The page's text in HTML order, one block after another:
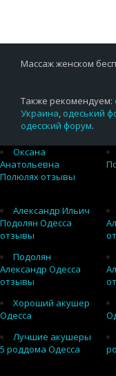
Массаж женском
Также рекомендуем:
Украина, одеський
одесский форум.
Оксана
Анатольевна
Полюлях отзывы
Александр Ильич
Подолян Одесса
отзывы
Подолян
Александр Одесса
отзывы
Хороший акушер
Одесса
Лучшие акушеры
5 роддома Одесса